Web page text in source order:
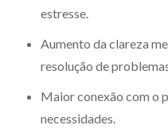
estresse.
Aumento da clareza
resolução de
Maior conexão com o
necessidades.